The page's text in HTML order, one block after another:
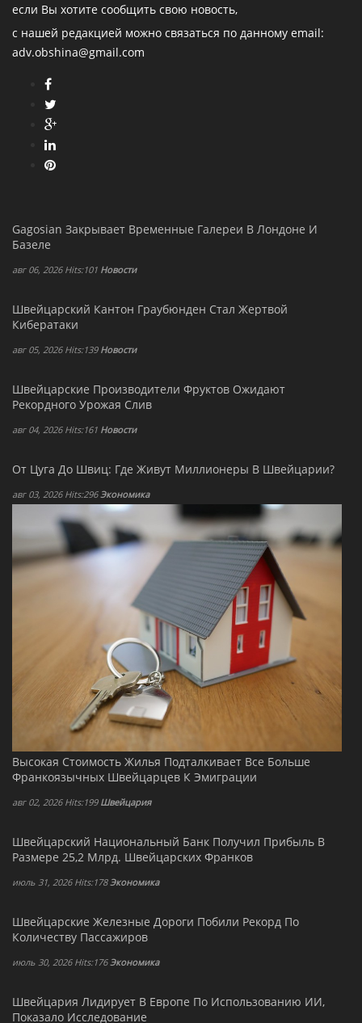
если Вы хотите сообщить свою новость,
с нашей редакцией можно связаться по данному email:
adv.obshina@gmail.com
Gagosian Закрывает Временные Галереи В Лондоне И
Базеле
авг 06, 2026 Hits:101 Новости
Швейцарский Кантон Граубюнден Стал Жертвой
Кибератаки
авг 05, 2026 Hits:139 Новости
Швейцарские Производители Фруктов Ожидают
Рекордного Урожая Слив
авг 04, 2026 Hits:161 Новости
От Цуга До Швиц: Где Живут Миллионеры В Швейцарии?
авг 03, 2026 Hits:296 Экономика
Высокая Стоимость Жилья Подталкивает Все Больше
Франкоязычных Швейцарцев К Эмиграции
авг 02, 2026 Hits:199 Швейцария
Швейцарский Национальный Банк Получил Прибыль В
Размере 25,2 Млрд. Швейцарских Франков
июль 31, 2026 Hits:178Экономика
Швейцарские Железные Дороги Побили Рекорд По
Количеству Пассажиров
июль 30, 2026 Hits:176Экономика
Швейцария Лидирует В Европе По Использованию ИИ,
Показало Исследование